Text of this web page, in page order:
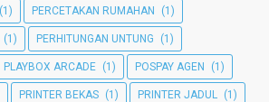
(1) PERCETAKAN RUMAHAN (1)
(1) PERHITUNGAN UNTUNG (1)
PLAYBOX ARCADE (1) POSPAY AGEN (1)
PRINTER BEKAS (1) PRINTER JADUL (1)